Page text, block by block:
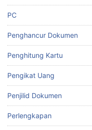
PC
Penghancur Dokumen
Penghitung Kartu
Pengikat Uang
Penjilid Dokumen
Perlengkapan